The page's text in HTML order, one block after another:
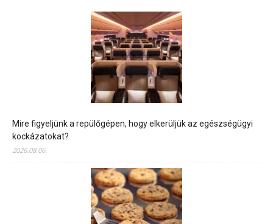
Mire figyeljünk a repülőgépen, hogy elkerüljük az egészségügyi
kockázatokat?
2026.08.06.